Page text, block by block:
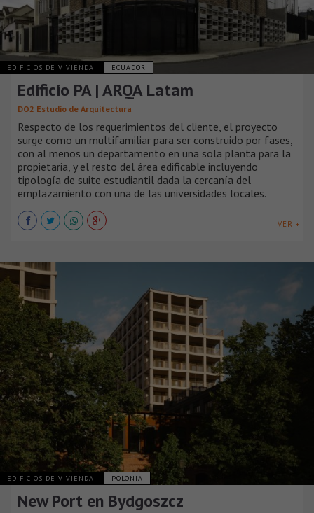
EDIFICIOS DE VIVIENDA ECUADOR
Edificio PA | ARQA Latam
DO2 Estudio de Arquitectura
Respecto de los requerimientos del cliente, el proyecto
surge como un multifamiliar para ser construido por fases,
con al menos un departamento en una sola planta para la
propietaria, y el resto del área edificable incluyendo
tipología de suite estudiantil dada la cercanía del
emplazamiento con una de las universidades locales.
VER +
EDIFICIOS DE VIVIENDA POLONIA
New Port en Bydgoszcz